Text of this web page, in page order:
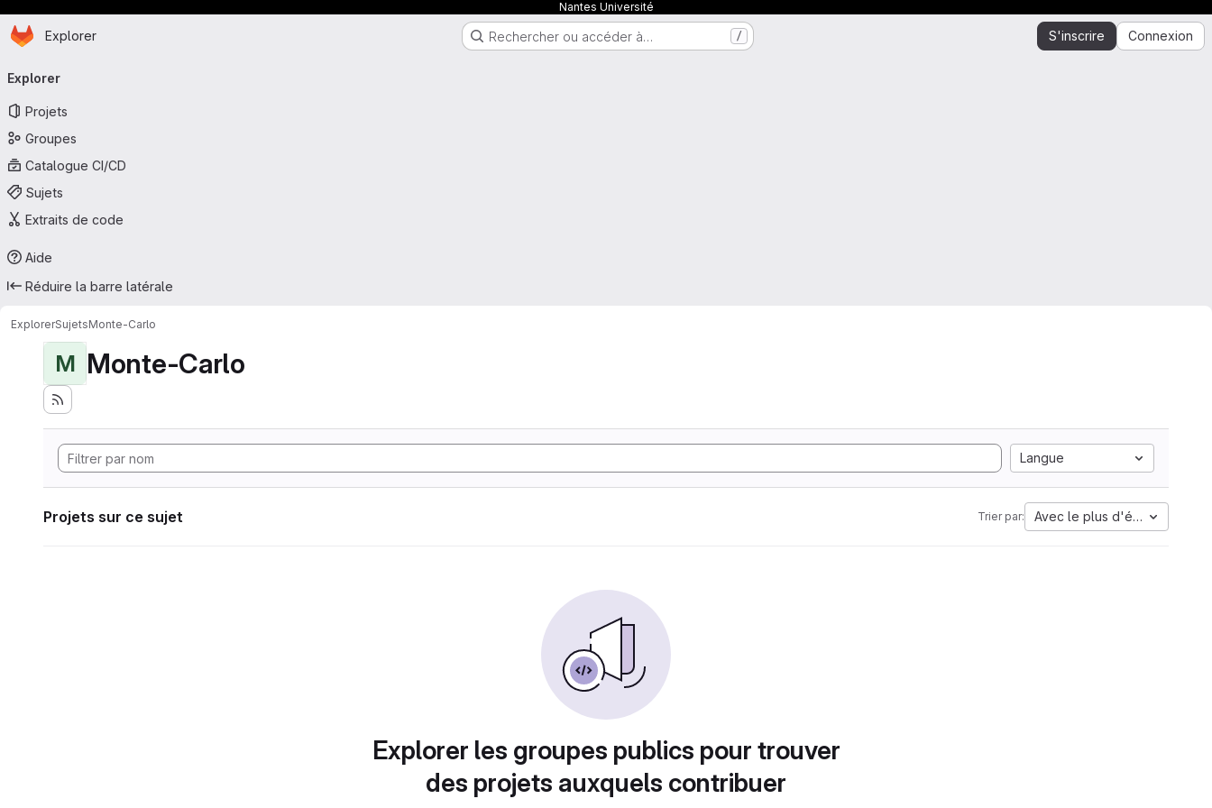
Nantes Université
Passer au contenu principal
Page d'accueil
Explorer Rechercher ou accéder à… / S'inscrire Connexion
principale
Explorer
Projets
Groupes
Catalogue CI/CD
Sujets
Extraits de code
Aide
Réduire la barre latérale
ExplorerSujetsMonte-Carlo
M Monte-Carlo
Langue
Projets sur ce sujet Trier par: Avec le plus d'étoiles
Explorer les groupes publics pour trouver
des projets auxquels contribuer